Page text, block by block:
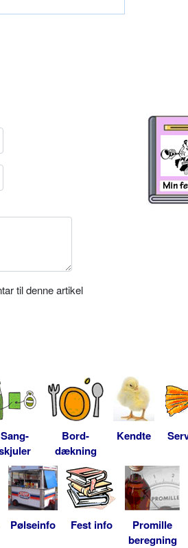
til denne artikel
Sang-
Bord-
dækning
Kendte
Pølseinfo Fest info
Promille
beregning